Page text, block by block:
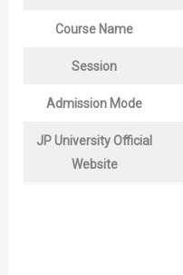
Course Name
Session
Admission Mode
JP University Official
Website